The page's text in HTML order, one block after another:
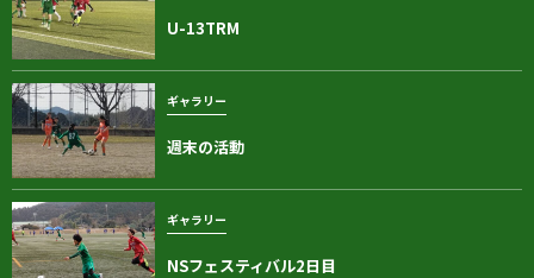
U-13TRM
ギャラリー
週末の活動
ギャラリー
NSフェスティバル2日目